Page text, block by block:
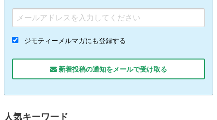
ジモティーメルマガにも登録する
新着投稿の通知をメールで受け取る
人気キーワード